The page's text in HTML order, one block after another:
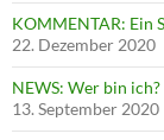
KOMMENTAR: Ein
22. Dezember 2020
NEWS: Wer bin
13. September 2020